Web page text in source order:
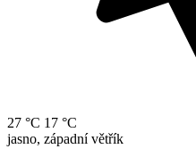
27 °C 17 °C
jasno, západní větřík